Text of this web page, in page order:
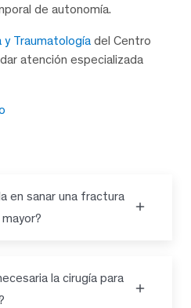
de autonomía.
Traumatología del Centro
atención especializada
en sanar una fractura
la cirugía para